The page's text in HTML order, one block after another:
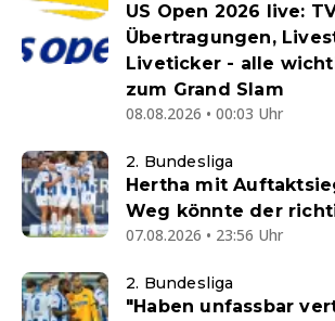
US Open 2026 live:
Übertragungen,
Liveticker - alle
zum Grand Slam
08.08.2026 • 00:03 Uhr
2. Bundesliga
Hertha mit
Weg könnte der
07.08.2026 • 23:56 Uhr
2. Bundesliga
"Haben unfassbar